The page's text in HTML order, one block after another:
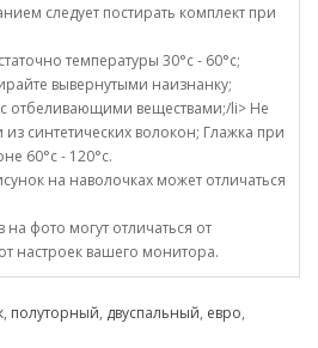
следует постирать комплект при
температуры 30°c - 60°c;
вывернутыми наизнанку;
отбеливающими веществами;/li> Не
из синтетических волокон; Глажка при
60°c - 120°c.
на наволочках может отличаться
фото могут отличаться от
настроек вашего монитора.
, полуторный, двуспальный, евро,